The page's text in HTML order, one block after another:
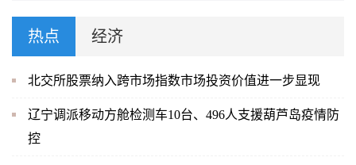
热点 经济
北交所股票纳入跨市场指数市场投资价值进一步显现
辽宁调派移动方舱检测车10台、496人支援葫芦岛疫情防
控